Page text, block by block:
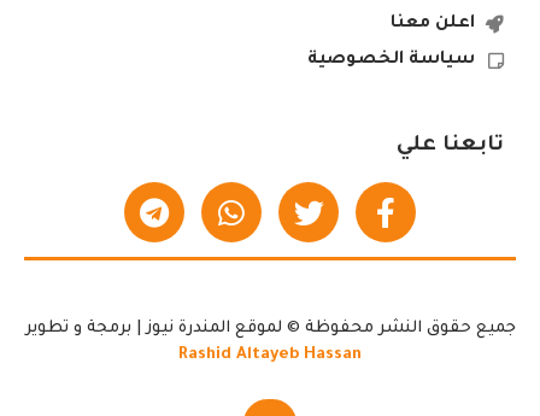
اعلن معنا
سياسة الخصوصية
تابعنا علي
جميع حقوق النشر محفوظة © لموقع المندرة نيوز | برمجة و تطوير
Rashid Altayeb Hassan